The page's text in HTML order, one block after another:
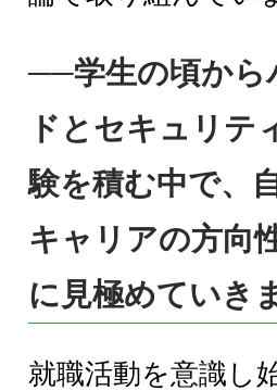
──学生の頃から
ドとセキュリテ
験を積む中で、
キャリアの方向
に見極めていき
就職活動を意識し